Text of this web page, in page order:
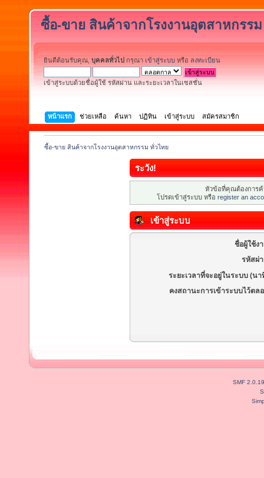
ซื้อ-ขาย สินค้าจากโรงงานอุตสาหกรร
ยินดีต้อนรับคุณ, บุคคลทั่วไป กรุณา เข้าสู่ระบบ หรือ ลงทะเบียน
เข้าสู่ระบบด้วยชื่อผู้ใช้ รหัสผ่าน และระยะเวลาในเซสชั่น
หน้าแรก ช่วยเหลือ ค้นหา ปฏิทิน เข้าสู่ระบบ สมัครสมาชิก
ซื้อ-ขาย สินค้าจากโรงงานอุตสาหกรรม ทั่วไทย
ระวัง!
หัวข้อที่คุณต้องการ
โปรดเข้าสู่ระบบ หรือ register an
เข้าสู่ระบบ
ชื่อผู้ใช้ง
รหัสผ่
ระยะเวลาที่จะอยู่ในระบบ (นา
คงสถานะการเข้าระบบไว้ตล
SMF 2.0.19